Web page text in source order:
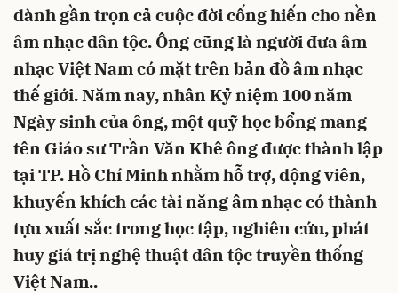
dành gần trọn cả cuộc đời cống hiến cho nền
âm nhạc dân tộc. Ông cũng là người đưa âm
nhạc Việt Nam có mặt trên bản đồ âm nhạc
thế giới. Năm nay, nhân Kỷ niệm 100 năm
Ngày sinh của ông, một quỹ học bổng mang
tên Giáo sư Trần Văn Khê ông được thành lập
tại TP. Hồ Chí Minh nhằm hỗ trợ, động viên,
khuyến khích các tài năng âm nhạc có thành
tựu xuất sắc trong học tập, nghiên cứu, phát
huy giá trị nghệ thuật dân tộc truyền thống
Việt Nam..